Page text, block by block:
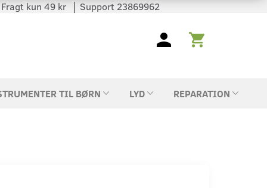
kun 49 kr │ Support 23869962
TIL BØRN LYD REPARATION